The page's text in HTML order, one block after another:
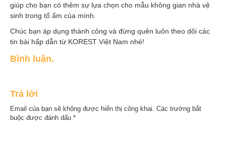
giúp cho bạn có thêm sự lựa chọn cho mẫu không gian nhà vệ
sinh trong tổ ấm của mình.
Chúc bạn áp dụng thành công và đừng quên luôn theo dõi các
tin bài hấp dẫn từ KOREST Việt Nam nhé!
Bình luận.
Trả lời
Email của bạn sẽ không được hiển thị công khai. Các trường bắt
buộc được đánh dấu *